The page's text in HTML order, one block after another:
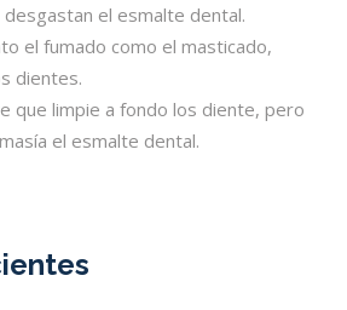
el esmalte dental.
el fumado como el masticado,
dientes.
que limpie a fondo los diente, pero
el esmalte dental.